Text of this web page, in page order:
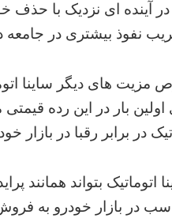
در آینده ای نزدیک با حذف
مزیت های دیگر ساینا
بار در این رده
در برابر رقبا در بازار
اتوماتیک بتواند همانند
در بازار خودرو به